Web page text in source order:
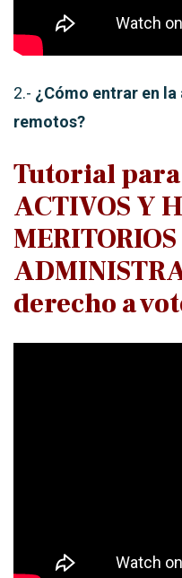
2.- ¿Cómo entrar en
remotos?
Tutorial para
ACTIVOS Y
derecho a